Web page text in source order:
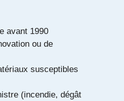
avant 1990
ou de
susceptibles
(incendie, dégât